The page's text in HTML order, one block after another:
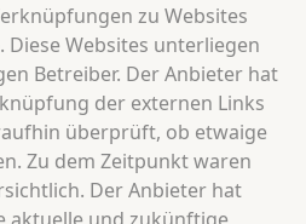
zu Websites
Diese Websites unterliegen
Betreiber. Der Anbieter hat
der externen Links
überprüft, ob etwaige
Zu dem Zeitpunkt waren
Der Anbieter hat